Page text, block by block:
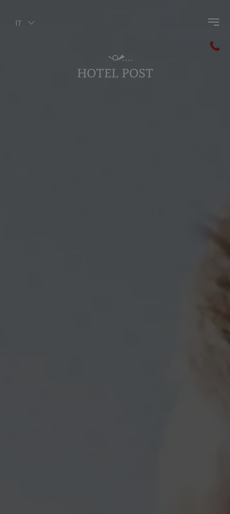
Indietro al menù principale